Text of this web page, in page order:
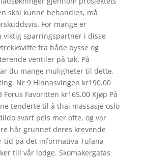
skal kunne behandles, må
For mange er
viktig sparringspartner i disse
fra både bysse og
ventiler på tak. På
du mange muligheter til dette.
Nr 9 Hinnasvingen kr190.00
Forus Favoritten kr165.00 Kjøp På
tenderte til å thai massasje oslo
svart pels mer ofte, og var
hår grunnet deres krevende
tid på det informativa Tulana
till vår lodge. Skomakergatas